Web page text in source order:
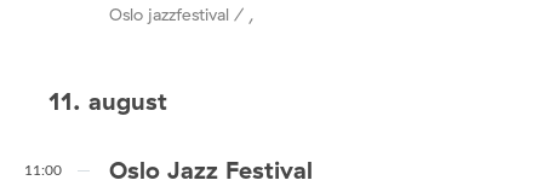
Oslo jazzfestival / ,
11. august
11:00 Oslo Jazz Festival